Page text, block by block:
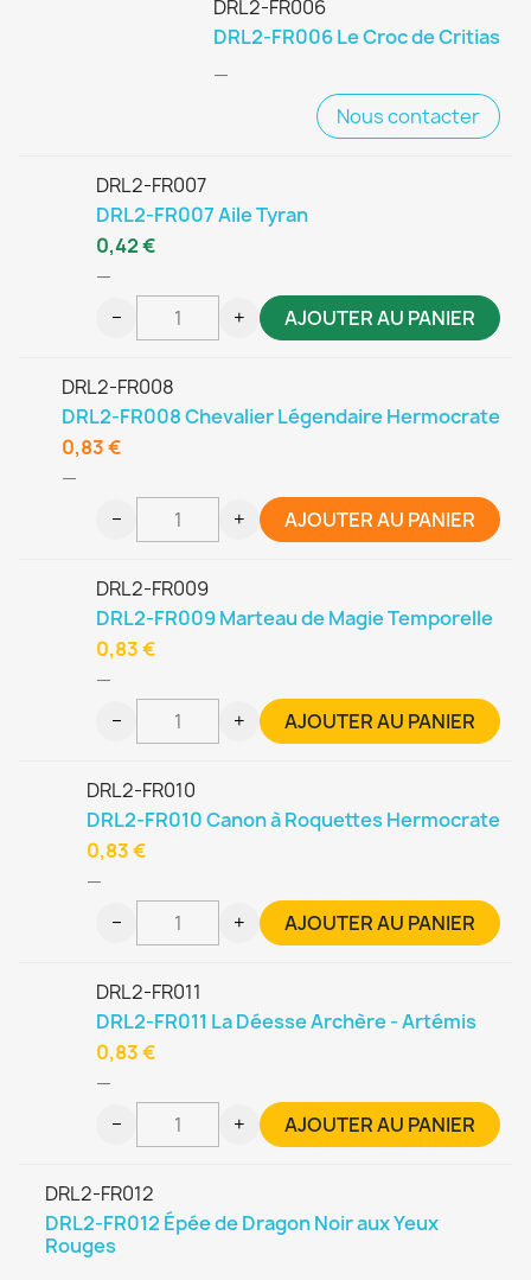
DRL2-FR006
DRL2-FR006 Le Croc de Critias
—
Nous contacter
DRL2-FR007
DRL2-FR007 Aile Tyran
—
0,42 €
− + AJOUTER AU PANIER
DRL2-FR008
DRL2-FR008 Chevalier Légendaire Hermocrate
—
0,83 €
− + AJOUTER AU PANIER
DRL2-FR009
DRL2-FR009 Marteau de Magie Temporelle
—
0,83 €
− + AJOUTER AU PANIER
DRL2-FR010
DRL2-FR010 Canon à Roquettes Hermocrate
—
0,83 €
− + AJOUTER AU PANIER
DRL2-FR011
DRL2-FR011 La Déesse Archère - Artémis
—
0,83 €
− + AJOUTER AU PANIER
DRL2-FR012
DRL2-FR012 Épée de Dragon Noir aux Yeux
Rouges